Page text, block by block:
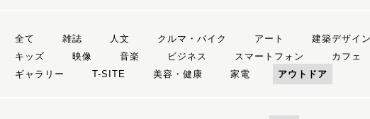
全て 雑誌 人文 クルマ・バイク アート 建築デザイン
キッズ
映像 音楽 ビジネス スマートフォン カフェ
ギャラリー
T-SITE 美容・健康 家電 アウトドア